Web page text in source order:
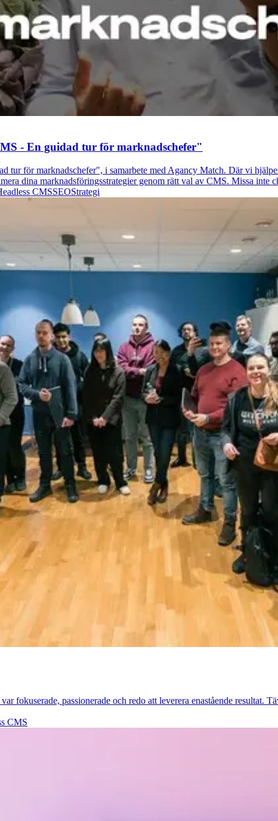
- En guidad tur för marknadschefer"
för marknadschefer", i samarbete med Agancy Match. Där vi
dina marknadsföringsstrategier genom rätt val av CMS. Missa inte
CMSSEOStrategi
fokuserade, passionerade och redo att leverera enastående resultat.
CMS